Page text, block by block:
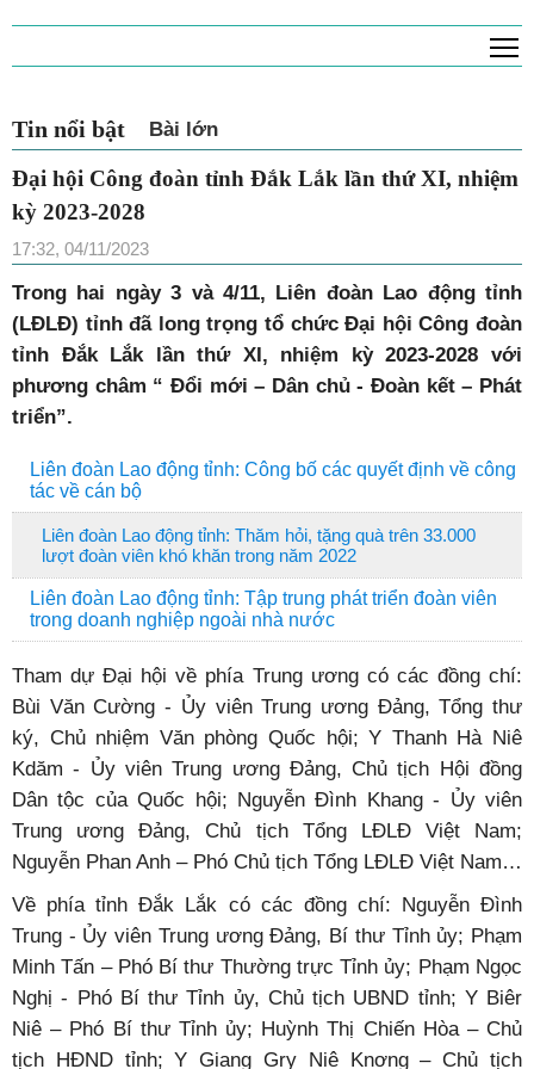
Tin nổi bật Bài lớn
Đại hội Công đoàn tỉnh Đắk Lắk lần thứ XI, nhiệm
kỳ 2023-2028
17:32, 04/11/2023
Trong hai ngày 3 và 4/11, Liên đoàn Lao động tỉnh
(LĐLĐ) tỉnh đã long trọng tổ chức Đại hội Công đoàn
tỉnh Đắk Lắk lần thứ XI, nhiệm kỳ 2023-2028 với
phương châm “ Đổi mới – Dân chủ - Đoàn kết – Phát
triển”.
Liên đoàn Lao động tỉnh: Công bố các quyết định về công
tác về cán bộ
Liên đoàn Lao động tỉnh: Thăm hỏi, tặng quà trên 33.000
lượt đoàn viên khó khăn trong năm 2022
Liên đoàn Lao động tỉnh: Tập trung phát triển đoàn viên
trong doanh nghiệp ngoài nhà nước
Tham dự Đại hội về phía Trung ương có các đồng chí:
Bùi Văn Cường - Ủy viên Trung ương Đảng, Tổng thư
ký, Chủ nhiệm Văn phòng Quốc hội; Y Thanh Hà Niê
Kdăm - Ủy viên Trung ương Đảng, Chủ tịch Hội đồng
Dân tộc của Quốc hội; Nguyễn Đình Khang - Ủy viên
Trung ương Đảng, Chủ tịch Tổng LĐLĐ Việt Nam;
Nguyễn Phan Anh – Phó Chủ tịch Tổng LĐLĐ Việt Nam…
Về phía tỉnh Đắk Lắk có các đồng chí: Nguyễn Đình
Trung - Ủy viên Trung ương Đảng, Bí thư Tỉnh ủy; Phạm
Minh Tấn – Phó Bí thư Thường trực Tỉnh ủy; Phạm Ngọc
Nghị - Phó Bí thư Tỉnh ủy, Chủ tịch UBND tỉnh; Y Biêr
Niê – Phó Bí thư Tỉnh ủy; Huỳnh Thị Chiến Hòa – Chủ
tịch HĐND tỉnh; Y Giang Gry Niê Knơng – Chủ tịch